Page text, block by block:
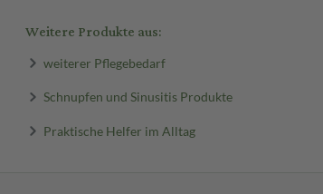
Weitere Produkte aus:
weiterer Pflegebedarf
Schnupfen und Sinusitis Produkte
Praktische Helfer im Alltag